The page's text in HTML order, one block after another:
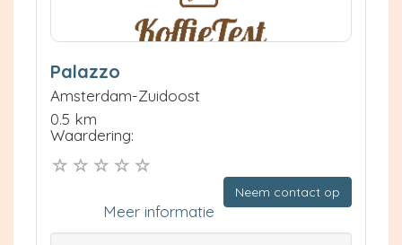
Palazzo
Amsterdam-Zuidoost
0.5 km
Waardering:
Neem contact op
Meer informatie